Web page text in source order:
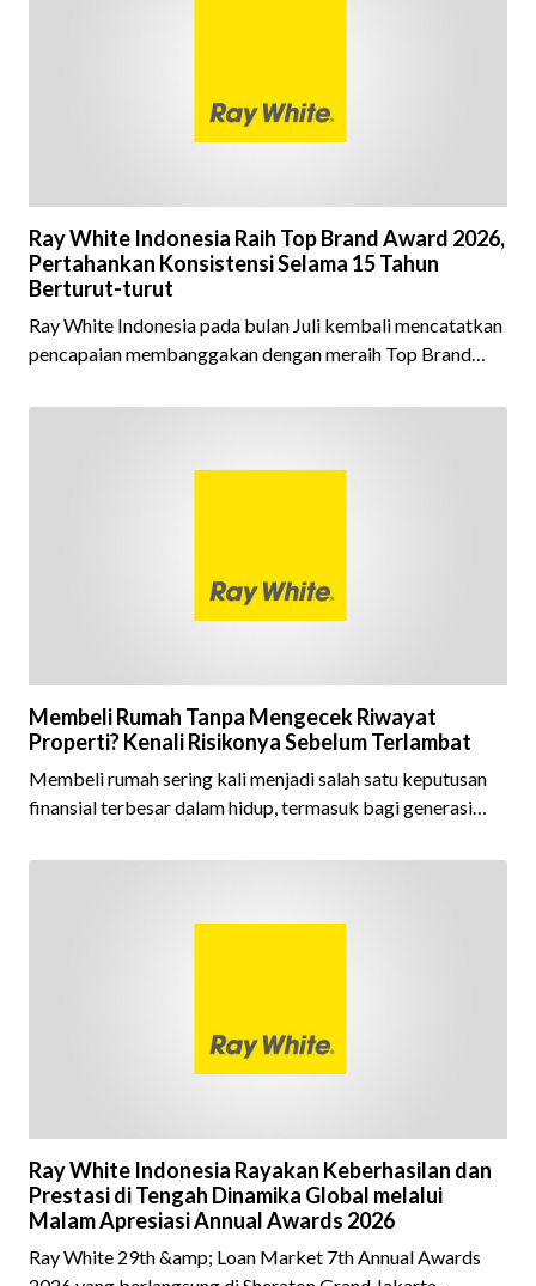
Ray White Indonesia Raih Top Brand Award 2026,
Pertahankan Konsistensi Selama 15 Tahun
Berturut-turut
Ray White Indonesia pada bulan Juli kembali mencatatkan
pencapaian membanggakan dengan meraih Top Brand
ini menjadi semakin istimewa karena Ray White Indonesia
tahun berturut-turut, sebuah bukti nyata atas konsistensi,
Membeli Rumah Tanpa Mengecek Riwayat
Properti? Kenali Risikonya Sebelum Terlambat
Membeli rumah sering kali menjadi salah satu keputusan
finansial terbesar dalam hidup, termasuk bagi generasi
kepemilikan hunian maupun investasi properti. Namun
fokus pada harga atau lokasi tanpa memperhatikan
Ray White Indonesia Rayakan Keberhasilan dan
Prestasi di Tengah Dinamika Global melalui
Malam Apresiasi Annual Awards 2026
Ray White 29th &amp; Loan Market 7th Annual Awards